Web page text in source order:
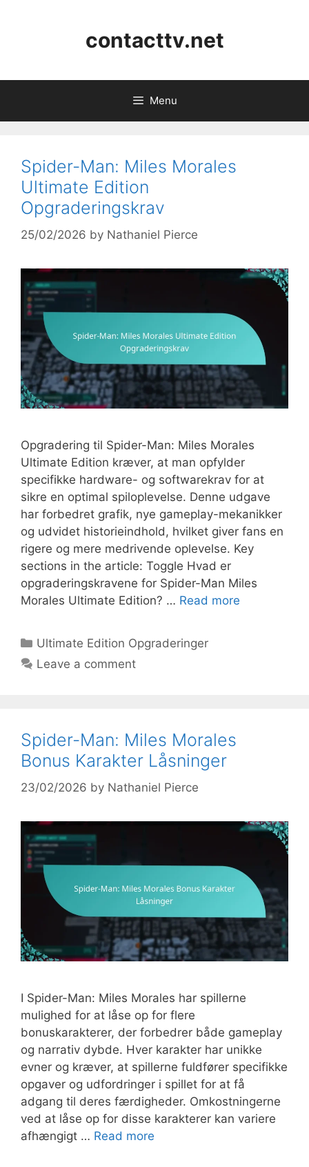
contacttv.net
Menu
Spider-Man: Miles Morales
Ultimate Edition
Opgraderingskrav
25/02/2026 by Nathaniel Pierce
Opgradering til Spider-Man: Miles Morales
Ultimate Edition kræver, at man opfylder
specifikke hardware- og softwarekrav for at
sikre en optimal spiloplevelse. Denne udgave
har forbedret grafik, nye gameplay-mekanikker
og udvidet historieindhold, hvilket giver fans en
rigere og mere medrivende oplevelse. Key
sections in the article: Toggle Hvad er
opgraderingskravene for Spider-Man Miles
Morales Ultimate Edition? … Read more
Categories
Ultimate Edition Opgraderinger
Leave a comment
Spider-Man: Miles Morales
Bonus Karakter Låsninger
23/02/2026 by Nathaniel Pierce
I Spider-Man: Miles Morales har spillerne
mulighed for at låse op for flere
bonuskarakterer, der forbedrer både gameplay
og narrativ dybde. Hver karakter har unikke
evner og kræver, at spillerne fuldfører specifikke
opgaver og udfordringer i spillet for at få
adgang til deres færdigheder. Omkostningerne
ved at låse op for disse karakterer kan variere
afhængigt … Read more